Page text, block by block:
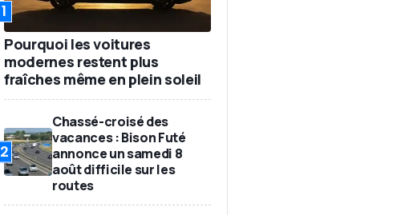
1
Pourquoi les voitures
modernes restent plus
fraîches même en plein soleil
2
Chassé-croisé des
vacances : Bison Futé
annonce un samedi 8
août difficile sur les
routes